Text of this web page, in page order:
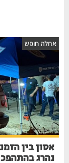
אחלה חופש
נהרג